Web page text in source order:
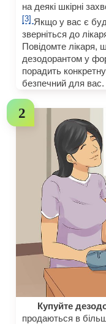
на деякі шкірні
[3] Якщо у вас є
зверніться до
Повідомте лікаря,
дезодорантом у
порадить
безпечний для вас.
Купуйте
продаються в